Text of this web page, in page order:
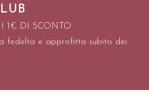
1€ DI SCONTO
fedeltà e approfitta subito dei